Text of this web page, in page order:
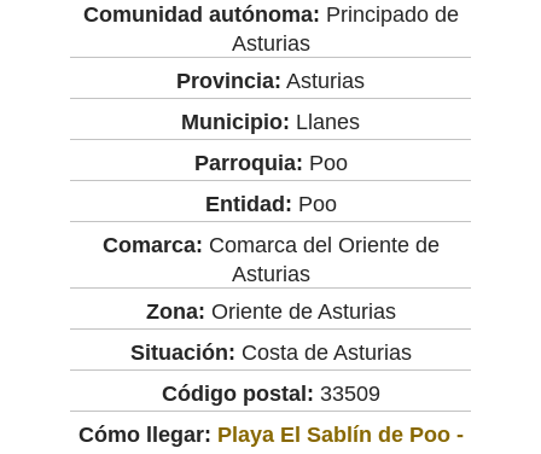
Comunidad autónoma: Principado de
Asturias
Provincia: Asturias
Municipio: Llanes
Parroquia: Poo
Entidad: Poo
Comarca: Comarca del Oriente de
Asturias
Zona: Oriente de Asturias
Situación: Costa de Asturias
Código postal: 33509
Cómo llegar: Playa El Sablín de Poo -